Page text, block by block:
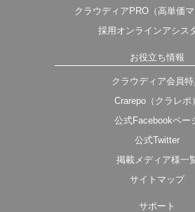
クラウディアPRO（高単価マ
採用オンラインアシス
お役立ち情報
クラウディア会員特
Crarepo（クラレポ）
公式Facebookペー
公式Twitter
掲載メディア様一
サイトマップ
サポート